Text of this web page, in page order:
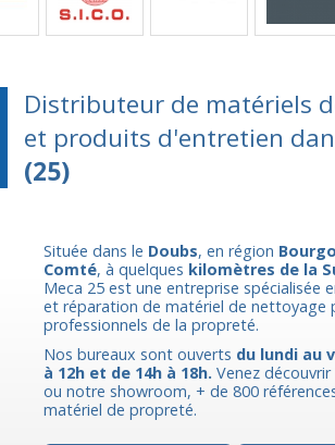
Distributeur de matériels
et produits d'entretien
(25)
Située dans le Doubs, en région
Comté, à quelques kilomètres de la
Meca 25 est une entreprise spécialisée
et réparation de matériel de nettoyage
professionnels de la propreté.
Nos bureaux sont ouverts du lundi au
à 12h et de 14h à 18h. Venez
ou notre showroom, + de 800
matériel de propreté.